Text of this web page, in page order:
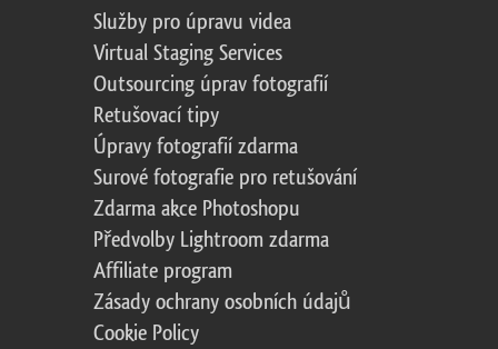
Služby pro úpravu videa
Virtual Staging Services
Outsourcing úprav fotografií
Retušovací tipy
Úpravy fotografií zdarma
Surové fotografie pro retušování
Zdarma akce Photoshopu
Předvolby Lightroom zdarma
Affiliate program
Zásady ochrany osobních údajů
Cookie Policy